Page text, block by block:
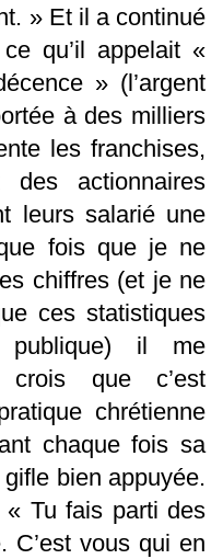
» Et il a continué
qu’il appelait «
» (l’argent
à des milliers
les franchises,
des actionnaires
leurs salarié une
fois que je ne
chiffres (et je ne
ces statistiques
publique) il me
que c’est
chrétienne
chaque fois sa
bien appuyée.
Tu fais parti des
C’est vous qui en